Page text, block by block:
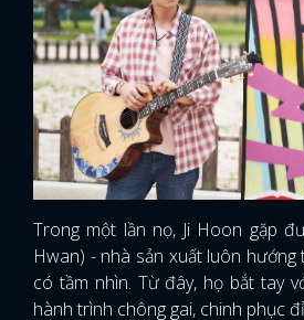
Trong một lần nọ, Ji Hoon gặp
Hwan) - nhà sản xuất luôn
có tầm nhìn. Từ đây, họ bắt tay
hành trình chông gai, chinh phục